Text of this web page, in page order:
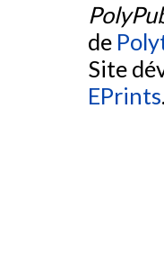
de
Site
EPrints.